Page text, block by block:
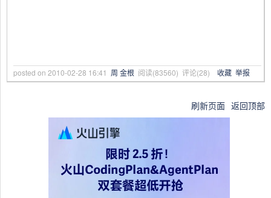
posted on 2010-02-28 16:41 周 金根 阅读(83560) 评论(28) 收藏 举报
刷新页面 返回顶部